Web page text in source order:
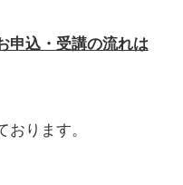
申込・受講の流れは
ります。